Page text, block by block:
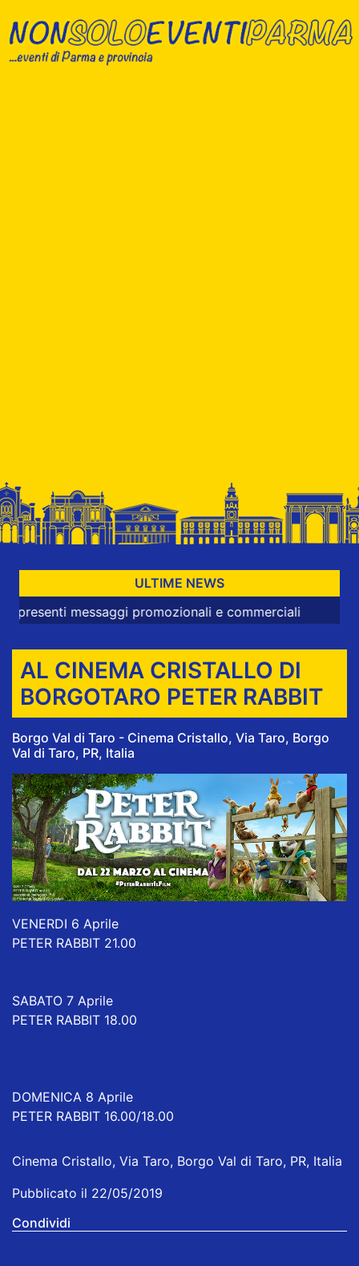
ULTIME NEWS
messaggi promozionali e commerciali
AL CINEMA CRISTALLO DI
BORGOTARO PETER RABBIT
Borgo Val di Taro - Cinema Cristallo, Via Taro, Borgo
Val di Taro, PR, Italia
VENERDI 6 Aprile
PETER RABBIT 21.00
SABATO 7 Aprile
PETER RABBIT 18.00
DOMENICA 8 Aprile
PETER RABBIT 16.00/18.00
Cinema Cristallo, Via Taro, Borgo Val di Taro, PR, Italia
Pubblicato il 22/05/2019
Condividi